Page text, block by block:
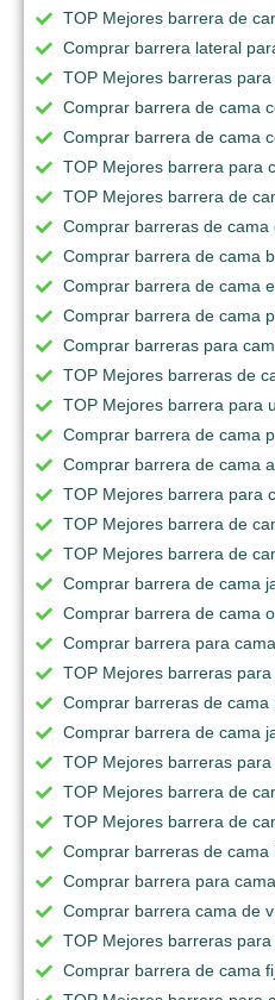
TOP Mejores barrera de
Comprar barrera lateral
TOP Mejores barreras
Comprar barrera de cama
Comprar barrera de cama
TOP Mejores barrera para
TOP Mejores barrera de
Comprar barreras de cama
Comprar barrera de cama
Comprar barrera de cama
Comprar barrera de cama
Comprar barreras para
TOP Mejores barreras de
TOP Mejores barrera para
Comprar barrera de cama
Comprar barrera de cama
TOP Mejores barrera para
TOP Mejores barrera de
TOP Mejores barrera de
Comprar barrera de cama
Comprar barrera de cama
Comprar barrera para
TOP Mejores barreras
Comprar barreras de cama
Comprar barrera de cama
TOP Mejores barreras
TOP Mejores barrera de
TOP Mejores barrera de
Comprar barreras de cama
Comprar barrera para
Comprar barrera cama de
TOP Mejores barreras
Comprar barrera de cama